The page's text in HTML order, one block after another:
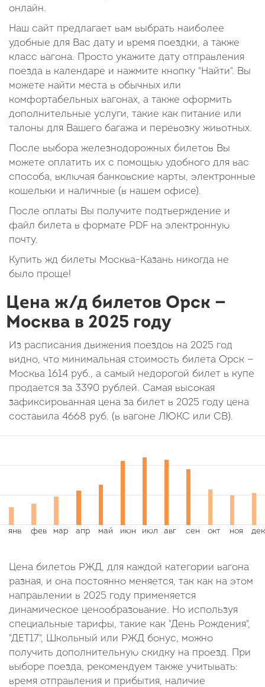
онлайн.
Наш сайт предлагает вам выбрать наиболее
удобные для Вас дату и время поездки, а также
класс вагона. Просто укажите дату отправления
поезда в календаре и нажмите кнопку "Найти". Вы
можете найти места в обычных или
комфортабельных вагонах, а также оформить
дополнительные услуги, такие как питание или
талоны для Вашего багажа и перевозку животных.
После выбора железнодорожных билетов Вы
можете оплатить их с помощью удобного для вас
способа, включая банковские карты, электронные
кошельки и наличные (в нашем офисе).
После оплаты Вы получите подтверждение и
файл билета в формате PDF на электронную
почту.
Купить жд билеты Москва-Казань никогда не
было проще!
Цена ж/д билетов Орск —
Москва в 2025 году
Из расписания движения поездов на 2025 год
видно, что минимальная стоимость билета Орск —
Москва 1614 руб., а самый недорогой билет в купе
продается за 3390 рублей. Самая высокая
зафиксированная цена за билет в 2025 году цена
составила 4668 руб. (в вагоне ЛЮКС или СВ).
Цена билетов РЖД, для каждой категории вагона
разная, и она постоянно меняется, так как на этом
направлении в 2025 году применяется
динамическое ценообразование. Но используя
специальные тарифы, такие как "День Рождения",
"ДЕТ17", Школьный или РЖД бонус, можно
получить дополнительную скидку на проезд. При
выборе поезда, рекомендуем также учитывать:
время отправления и прибытия, наличие
5
6 7 8 9 10
11
12
13 14 15 16 17
18
19
20 21 22 23
31